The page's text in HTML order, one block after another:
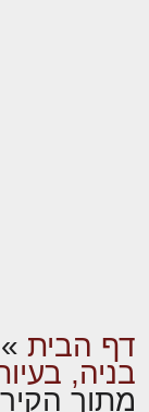
דף הבית »
בניה,
מתוך